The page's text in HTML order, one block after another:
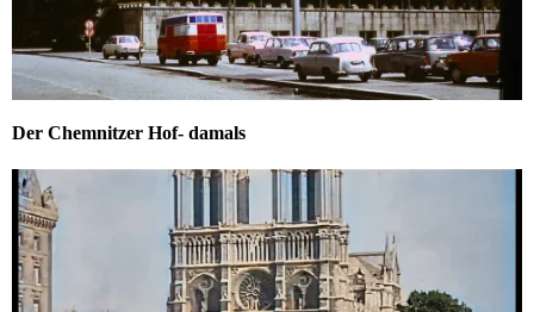
Der Chemnitzer Hof- damals